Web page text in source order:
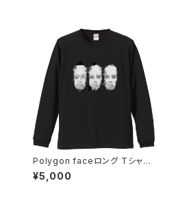
Polygon faceロング Tシャツ
【CROSSJAM】
¥5,000